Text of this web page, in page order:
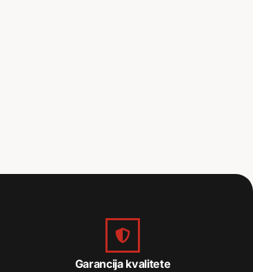
Garancija kvalitete